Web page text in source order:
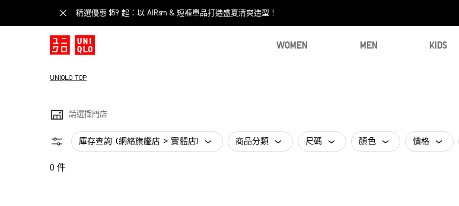
精選優惠 $59 起：以 AIRism & 短褲單品打造盛夏清爽造型！
WOMEN MEN KIDS
UNIQLO TOP
請選擇門店
庫存查詢 (網絡旗艦店 > 實體店) 商品分類 尺碼 顏色 價格
0 件